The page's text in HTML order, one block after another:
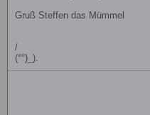
Gruß Steffen das Mümmel
/
(°°)_).